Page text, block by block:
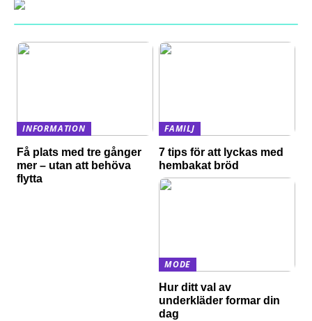
INFORMATION
Få plats med tre gånger
mer – utan att behöva
flytta
FAMILJ
7 tips för att lyckas med
hembakat bröd
MODE
Hur ditt val av
underkläder formar din
dag